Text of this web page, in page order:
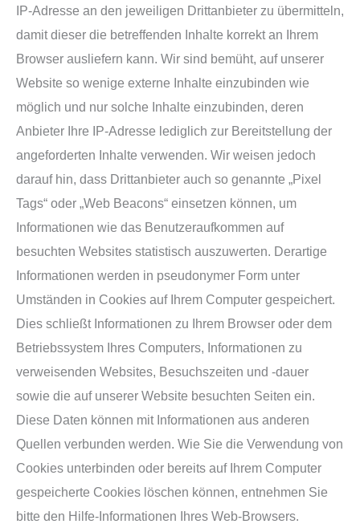
IP-Adresse an den jeweiligen Drittanbieter zu übermitteln,
damit dieser die betreffenden Inhalte korrekt an Ihrem
Browser ausliefern kann. Wir sind bemüht, auf unserer
Website so wenige externe Inhalte einzubinden wie
möglich und nur solche Inhalte einzubinden, deren
Anbieter Ihre IP-Adresse lediglich zur Bereitstellung der
angeforderten Inhalte verwenden. Wir weisen jedoch
darauf hin, dass Drittanbieter auch so genannte „Pixel
Tags“ oder „Web Beacons“ einsetzen können, um
Informationen wie das Benutzeraufkommen auf
besuchten Websites statistisch auszuwerten. Derartige
Informationen werden in pseudonymer Form unter
Umständen in Cookies auf Ihrem Computer gespeichert.
Dies schließt Informationen zu Ihrem Browser oder dem
Betriebssystem Ihres Computers, Informationen zu
verweisenden Websites, Besuchszeiten und -dauer
sowie die auf unserer Website besuchten Seiten ein.
Diese Daten können mit Informationen aus anderen
Quellen verbunden werden. Wie Sie die Verwendung von
Cookies unterbinden oder bereits auf Ihrem Computer
gespeicherte Cookies löschen können, entnehmen Sie
bitte den Hilfe-Informationen Ihres Web-Browsers.